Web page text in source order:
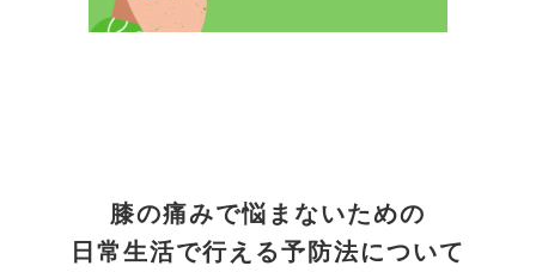
膝の痛みで悩まないための
日常生活で行える予防法について